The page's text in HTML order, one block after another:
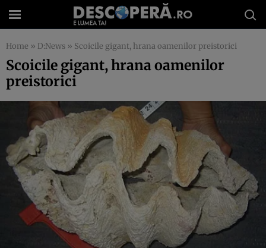
Home » D:News » Scoicile gigant, hrana oamenilor preistorici
Scoicile gigant, hrana oamenilor
preistorici